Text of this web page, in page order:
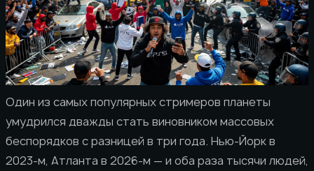
Один из самых популярных стримеров планеты
умудрился дважды стать виновником массовых
беспорядков с разницей в три года. Нью-Йорк в
2023-м, Атланта в 2026-м — и оба раза тысячи людей,